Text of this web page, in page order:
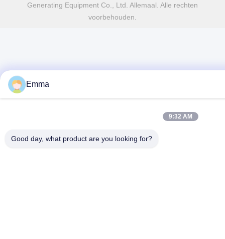
Generating Equipment Co., Ltd. Allemaal. Alle rechten
voorbehouden.
Emma
9:32 AM
Good day, what product are you looking for?